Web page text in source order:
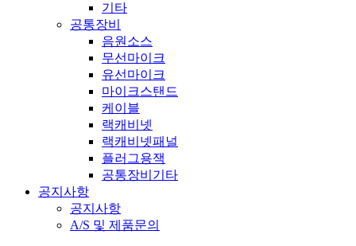
기타
공통장비
음원소스
무선마이크
유선마이크
마이크스탠드
케이블
랙캐비넷
랙캐비넷패널
플러그용잭
공통장비기타
공지사항
공지사항
A/S 및 제품문의